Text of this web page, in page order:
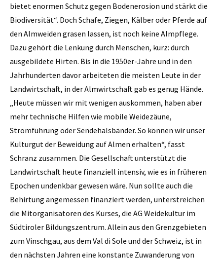
bietet enormen Schutz gegen Bodenerosion und stärkt die
Biodiversität“. Doch Schafe, Ziegen, Kälber oder Pferde auf
den Almweiden grasen lassen, ist noch keine Almpflege.
Dazu gehört die Lenkung durch Menschen, kurz: durch
ausgebildete Hirten. Bis in die 1950er-Jahre und in den
Jahrhunderten davor arbeiteten die meisten Leute in der
Landwirtschaft, in der Almwirtschaft gab es genug Hände.
„Heute müssen wir mit wenigen auskommen, haben aber
mehr technische Hilfen wie mobile Weidezäune,
Stromführung oder Sendehalsbänder. So können wir unser
Kulturgut der Beweidung auf Almen erhalten“, fasst
Schranz zusammen. Die Gesellschaft unterstützt die
Landwirtschaft heute finanziell intensiv, wie es in früheren
Epochen undenkbar gewesen wäre. Nun sollte auch die
Behirtung angemessen finanziert werden, unterstreichen
die Mitorganisatoren des Kurses, die AG Weidekultur im
Südtiroler Bildungszentrum. Allein aus den Grenzgebieten
zum Vinschgau, aus dem Val di Sole und der Schweiz, ist in
den nächsten Jahren eine konstante Zuwanderung von